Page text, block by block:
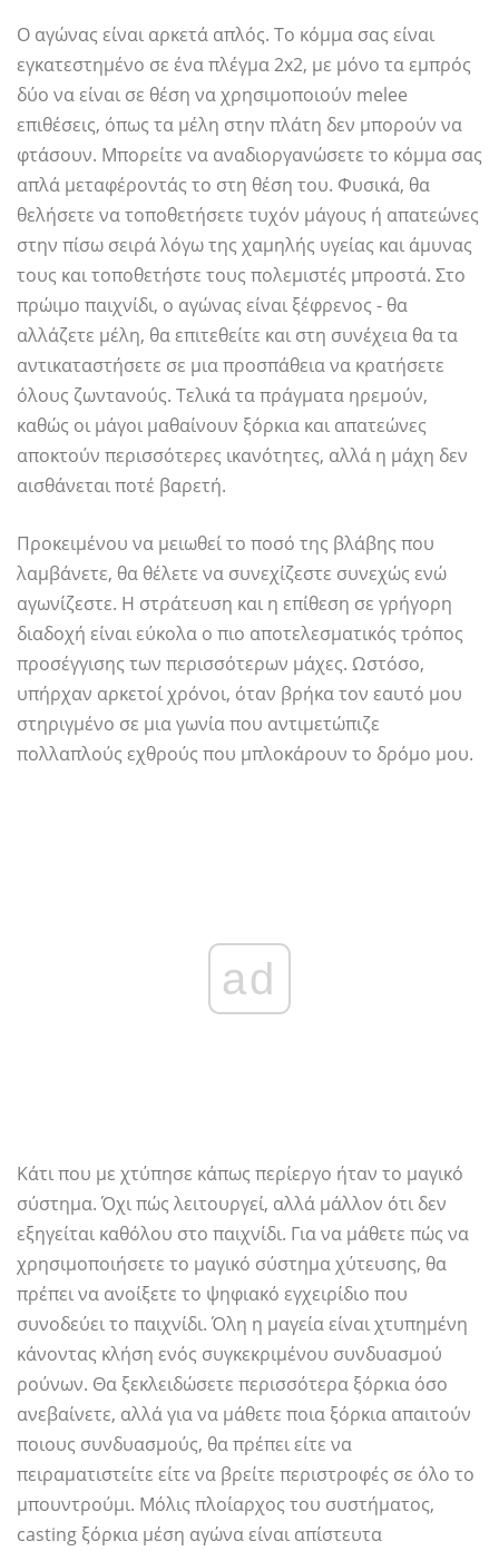
Ο αγώνας είναι αρκετά απλός. Το κόμμα σας είναι
εγκατεστημένο σε ένα πλέγμα 2x2, με μόνο τα εμπρός
δύο να είναι σε θέση να χρησιμοποιούν melee
επιθέσεις, όπως τα μέλη στην πλάτη δεν μπορούν να
φτάσουν. Μπορείτε να αναδιοργανώσετε το κόμμα σας
απλά μεταφέροντάς το στη θέση του. Φυσικά, θα
θελήσετε να τοποθετήσετε τυχόν μάγους ή απατεώνες
στην πίσω σειρά λόγω της χαμηλής υγείας και άμυνας
τους και τοποθετήστε τους πολεμιστές μπροστά. Στο
πρώιμο παιχνίδι, ο αγώνας είναι ξέφρενος - θα
αλλάζετε μέλη, θα επιτεθείτε και στη συνέχεια θα τα
αντικαταστήσετε σε μια προσπάθεια να κρατήσετε
όλους ζωντανούς. Τελικά τα πράγματα ηρεμούν,
καθώς οι μάγοι μαθαίνουν ξόρκια και απατεώνες
αποκτούν περισσότερες ικανότητες, αλλά η μάχη δεν
αισθάνεται ποτέ βαρετή.
Προκειμένου να μειωθεί το ποσό της βλάβης που
λαμβάνετε, θα θέλετε να συνεχίζεστε συνεχώς ενώ
αγωνίζεστε. Η στράτευση και η επίθεση σε γρήγορη
διαδοχή είναι εύκολα ο πιο αποτελεσματικός τρόπος
προσέγγισης των περισσότερων μάχες. Ωστόσο,
υπήρχαν αρκετοί χρόνοι, όταν βρήκα τον εαυτό μου
στηριγμένο σε μια γωνία που αντιμετώπιζε
πολλαπλούς εχθρούς που μπλοκάρουν το δρόμο μου.
ad
Κάτι που με χτύπησε κάπως περίεργο ήταν το μαγικό
σύστημα. Όχι πώς λειτουργεί, αλλά μάλλον ότι δεν
εξηγείται καθόλου στο παιχνίδι. Για να μάθετε πώς να
χρησιμοποιήσετε το μαγικό σύστημα χύτευσης, θα
πρέπει να ανοίξετε το ψηφιακό εγχειρίδιο που
συνοδεύει το παιχνίδι. Όλη η μαγεία είναι χτυπημένη
κάνοντας κλήση ενός συγκεκριμένου συνδυασμού
ρούνων. Θα ξεκλειδώσετε περισσότερα ξόρκια όσο
ανεβαίνετε, αλλά για να μάθετε ποια ξόρκια απαιτούν
ποιους συνδυασμούς, θα πρέπει είτε να
πειραματιστείτε είτε να βρείτε περιστροφές σε όλο το
μπουντρούμι. Μόλις πλοίαρχος του συστήματος,
casting ξόρκια μέση αγώνα είναι απίστευτα